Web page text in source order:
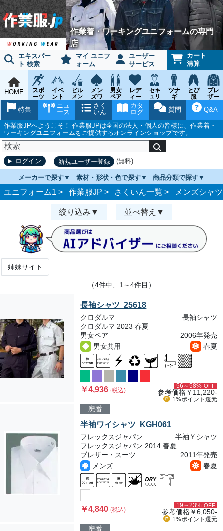
作業着・ワーキングユニフォームの専門
店
エキスパー
ト 検索
マイ ユニフ
ォーム
ユーザー
サービス
カート
清算
HOME
スポ
ーツ
ウェ
イベ
ント
チー
ム
ビル
メン
ンス
メン
ズワ
ーキ
ング
男女
ペア
レデ
ィー
ス
ワー
キン
グ
セキ
ュリ
ティ
ウェ
ツナ
ギ
とび
服
鳶作
業用
ブレ
ザー
ツ
Q&A
質問
カタ
ログ
さく
いん
ニュ
ース
特集
作業服JPへようこそ！ 作業服JPは全国の法人・個人の皆様に、作業着・
ワーキングユニフォームをご提供するオンラインショップです。
ログイン 新規ユーザー登録 (無料)
メーカーで探す 素材・形状・色で探す 商品分類で探す
ユニフォーム1 > 作業服JP > さくいん一覧 > メンズシャツ
絞り込み 並べ替え
姉妹サイト
（4件中、1～4件目）
長袖シャツ 25618
クロダルマ
長袖シャツ
クロダルマ 2023 春夏
男女ペア
2006年発売
男女共用
春夏
￥4,936(税込)
56～58% OFF
参考価格￥11,220-
1%ポイント 還元
廃番
半袖ワイシャツ KGH061
フレックスジャパン
半袖Ｙシャツ
フレックスジャパン 2014 春夏
ブレザー・スーツ
2011年発売
メンズ
春夏
￥4,840(税込)
19～23% OFF
参考価格￥6,050-
1%ポイント 還元
廃番